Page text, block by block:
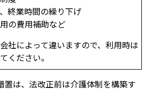
終業時間の繰り下げ
の費用補助など
社によって違いますので、利用時は
ください。
置は、法改正前は介護体制を構築す